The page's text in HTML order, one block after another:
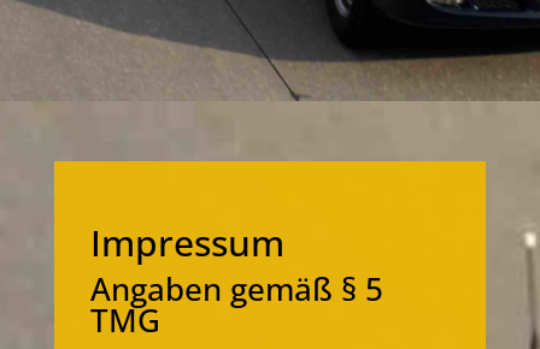
Impressum
Angaben gemäß § 5
TMG